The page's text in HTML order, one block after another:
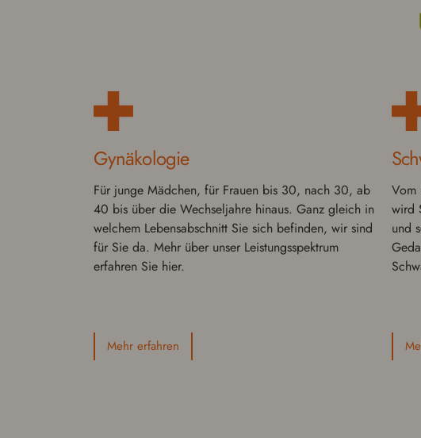
Gynäkolo­gie
Für junge Mädchen, für Frauen bis 30, nach 30, ab
40 bis über die Wech­sel­jahre hinaus. Ganz gleich in
welchem Lebens­ab­schnitt Sie sich befinden, wir sind
für Sie da. Mehr über unser Leis­tungsspek­trum
erfahren Sie hier.
Mehr erfahren
Vom
wird
und